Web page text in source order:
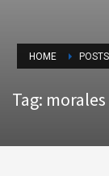
HOME
Tag: morales